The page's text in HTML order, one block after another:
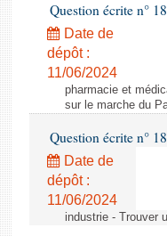
Question écrite n°
Date de
dépôt :
11/06/2024
pharmacie et
sur le marche du
Question écrite n°
Date de
dépôt :
11/06/2024
industrie - Trouver